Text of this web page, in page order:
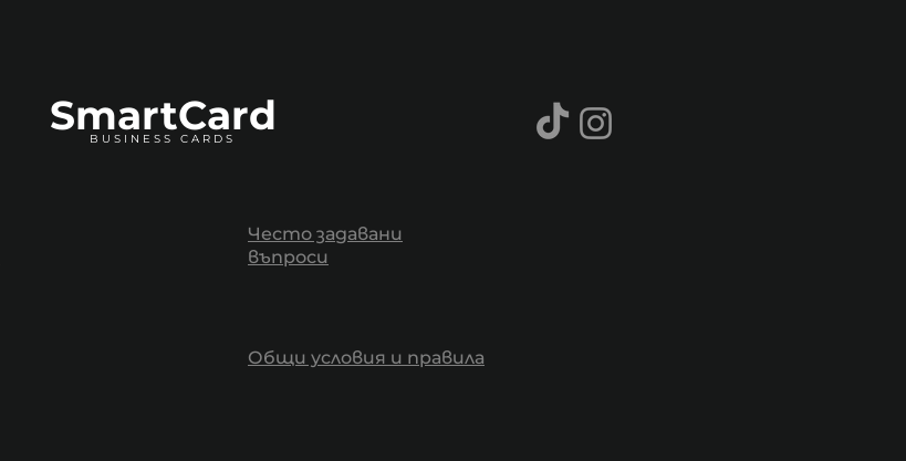
SmartCard
BUSINESS CARDS
Често задавани
въпроси
Общи условия и правила